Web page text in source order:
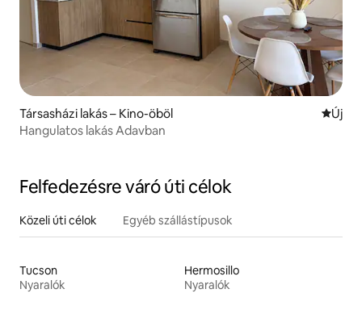
Társasházi lakás – Kino-öböl ÚjÚj
Hangulatos lakás Adavban
Felfedezésre váró úti célok
Közeli úti célok Egyéb szállástípusok
Tucson
Nyaralók
Hermosillo
Nyaralók